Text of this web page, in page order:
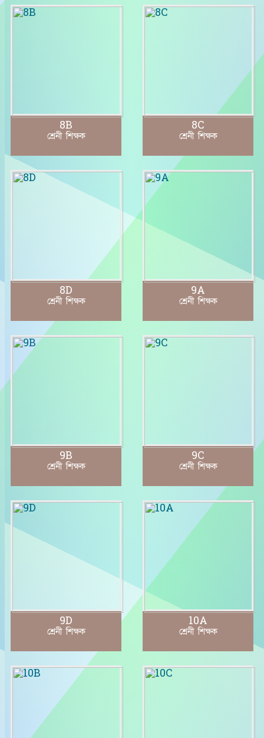
8B
শ্রেনী শিক্ষক
8C
শ্রেনী শিক্ষক
8D
শ্রেনী শিক্ষক
9A
শ্রেনী শিক্ষক
9B
শ্রেনী শিক্ষক
9C
শ্রেনী শিক্ষক
9D
শ্রেনী শিক্ষক
10A
শ্রেনী শিক্ষক